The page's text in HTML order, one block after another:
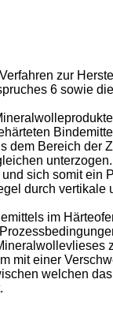
zur
6 sowie
dem Bereich der
sich somit ein
durch
im
mit einer
welchen